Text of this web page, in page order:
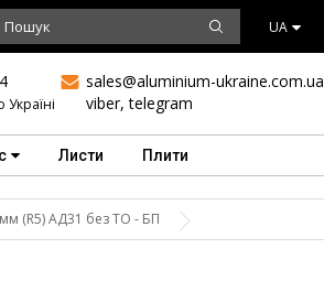
UA
sales@aluminium-ukraine.com.ua
viber,telegram
Листи Плити
(R5) АД31 без ТО - БП